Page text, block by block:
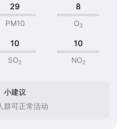
29
PM10
8
O3
10
SO2
10
NO2
小建议
群可正常活动